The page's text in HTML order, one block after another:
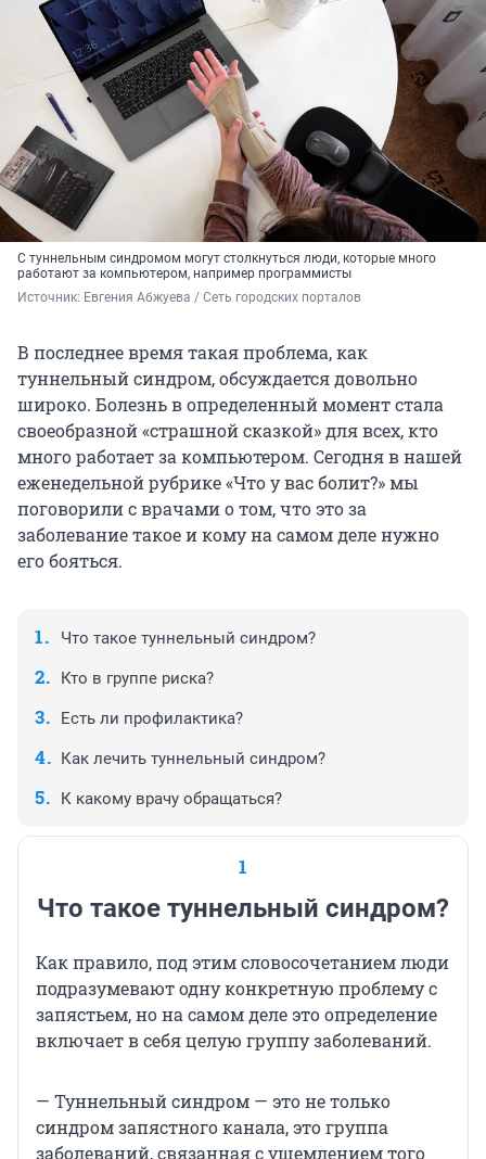
С туннельным синдромом могут столкнуться люди, которые много
работают за компьютером, например программисты
Источник: Евгения Абжуева / Сеть городских порталов
В последнее время такая проблема, как
туннельный синдром, обсуждается довольно
широко. Болезнь в определенный момент стала
своеобразной «страшной сказкой» для всех, кто
много работает за компьютером. Сегодня в нашей
еженедельной рубрике «Что у вас болит?» мы
поговорили с врачами о том, что это за
заболевание такое и кому на самом деле нужно
его бояться.
Что такое туннельный синдром?
Кто в группе риска?
Есть ли профилактика?
Как лечить туннельный синдром?
К какому врачу обращаться?
1
Что такое туннельный синдром?
Как правило, под этим словосочетанием люди
подразумевают одну конкретную проблему с
запястьем, но на самом деле это определение
включает в себя целую группу заболеваний.
— Туннельный синдром — это не только
синдром запястного канала, это группа
заболеваний, связанная с ущемлением того